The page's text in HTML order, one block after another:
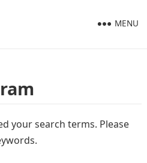
MENU
your search terms. Please